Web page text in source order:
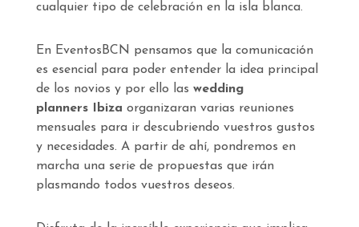
cualquier tipo de celebración en la isla blanca.
En EventosBCN pensamos que la comunicación
es esencial para poder entender la idea principal
de los novios y por ello las wedding
planners Ibiza organizaran varias reuniones
mensuales para ir descubriendo vuestros gustos
y necesidades. A partir de ahí, pondremos en
marcha una serie de propuestas que irán
plasmando todos vuestros deseos.